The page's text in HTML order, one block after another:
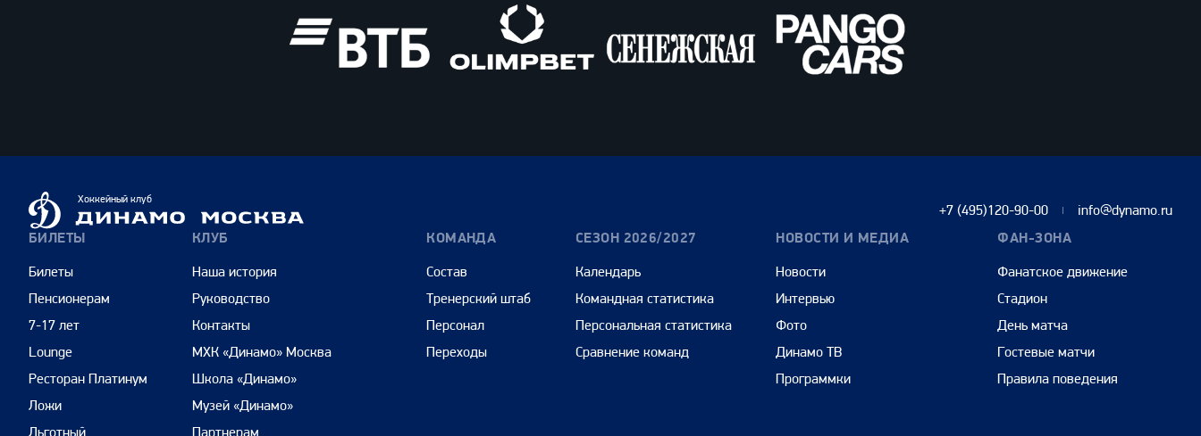
Динамо
Москва
Хоккейный клуб
+7 (495)120-90-00 info@dynamo.ru
БИЛЕТЫ
Билеты
Пенсионерам
7-17 лет
Lounge
Ресторан Платинум
Ложи
Льготный
КЛУБ
Наша история
Руководство
Контакты
МХК «Динамо» Москва
Школа «Динамо»
Музей «Динамо»
Партнерам
КОМАНДА
Состав
Тренерский штаб
Персонал
Переходы
СЕЗОН 2026/2027
Календарь
Командная статистика
Персональная статистика
Сравнение команд
НОВОСТИ И МЕДИА
Новости
Интервью
Фото
Динамо ТВ
Программки
ФАН-ЗОНА
Фанатское движение
Стадион
День матча
Гостевые матчи
Правила поведения